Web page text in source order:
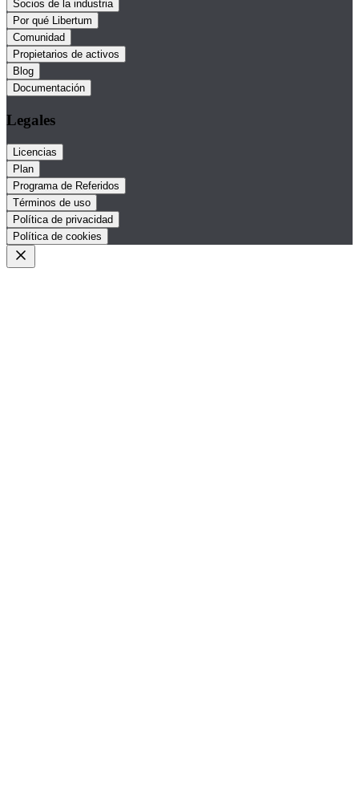
Socios de la industria
Por qué Libertum
Comunidad
Propietarios de activos
Blog
Documentación
Legales
Licencias
Plan
Programa de Referidos
Términos de uso
Política de privacidad
Política de cookies